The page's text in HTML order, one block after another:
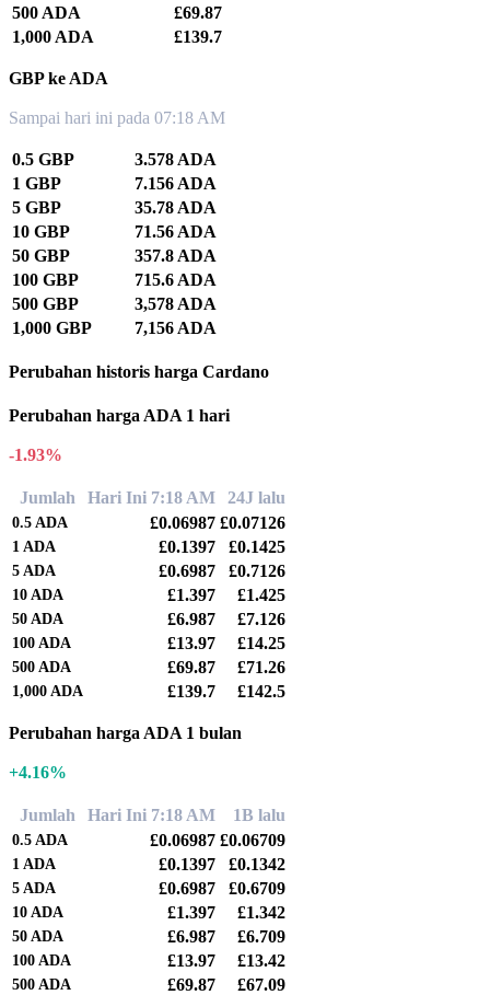
500 ADA
£69.87
1,000 ADA
£139.7
GBP ke ADA
Sampai hari ini pada 07:18 AM
0.5 GBP
3.578 ADA
1 GBP
7.156 ADA
5 GBP
35.78 ADA
10 GBP
71.56 ADA
50 GBP
357.8 ADA
100 GBP
715.6 ADA
500 GBP
3,578 ADA
1,000 GBP
7,156 ADA
Perubahan historis harga Cardano
Perubahan harga ADA 1 hari
-1.93%
Jumlah Hari Ini 7:18 AM 24J lalu
0.5 ADA £0.06987 £0.07126
1 ADA £0.1397 £0.1425
5 ADA £0.6987 £0.7126
10 ADA £1.397 £1.425
50 ADA £6.987 £7.126
100 ADA £13.97 £14.25
500 ADA £69.87 £71.26
1,000 ADA £139.7 £142.5
Perubahan harga ADA 1 bulan
+4.16%
Jumlah Hari Ini 7:18 AM 1B lalu
0.5 ADA £0.06987 £0.06709
1 ADA £0.1397 £0.1342
5 ADA £0.6987 £0.6709
10 ADA £1.397 £1.342
50 ADA £6.987 £6.709
100 ADA £13.97 £13.42
500 ADA £69.87 £67.09